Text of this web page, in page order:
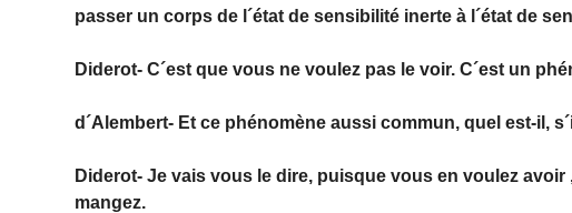
passer un corps de l´état de sensibilité inerte à l´état de
Diderot- C´est que vous ne voulez pas le voir. C´est un
d´Alembert- Et ce phénomène aussi commun, quel est-il,
Diderot- Je vais vous le dire, puisque vous en voulez
mangez.